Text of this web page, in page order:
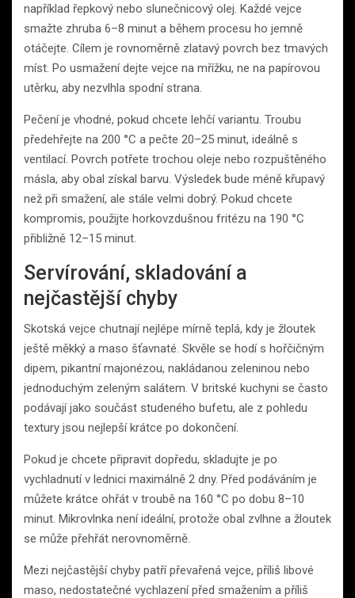
například řepkový nebo slunečnicový olej. Každé vejce
smažte zhruba 6–8 minut a během procesu ho jemně
otáčejte. Cílem je rovnoměrně zlatavý povrch bez tmavých
míst. Po usmažení dejte vejce na mřížku, ne na papírovou
utěrku, aby nezvlhla spodní strana.
Pečení je vhodné, pokud chcete lehčí variantu. Troubu
předehřejte na 200 °C a pečte 20–25 minut, ideálně s
ventilací. Povrch potřete trochou oleje nebo rozpuštěného
másla, aby obal získal barvu. Výsledek bude méně křupavý
než při smažení, ale stále velmi dobrý. Pokud chcete
kompromis, použijte horkovzdušnou fritézu na 190 °C
přibližně 12–15 minut.
Servírování, skladování a
nejčastější chyby
Skotská vejce chutnají nejlépe mírně teplá, kdy je žloutek
ještě měkký a maso šťavnaté. Skvěle se hodí s hořčičným
dipem, pikantní majonézou, nakládanou zeleninou nebo
jednoduchým zeleným salátem. V britské kuchyni se často
podávají jako součást studeného bufetu, ale z pohledu
textury jsou nejlepší krátce po dokončení.
Pokud je chcete připravit dopředu, skladujte je po
vychladnutí v lednici maximálně 2 dny. Před podáváním je
můžete krátce ohřát v troubě na 160 °C po dobu 8–10
minut. Mikrovlnka není ideální, protože obal zvlhne a žloutek
se může přehřát nerovnoměrně.
Mezi nejčastější chyby patří převařená vejce, příliš libové
maso, nedostatečné vychlazení před smažením a příliš